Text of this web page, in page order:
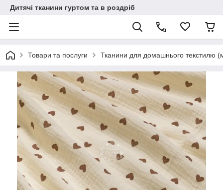
Дитячі тканини гуртом та в роздріб
Товари та послуги Тканини для домашнього текстилю